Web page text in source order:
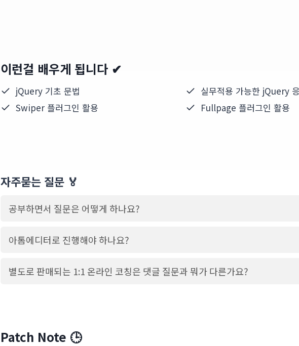
이런걸 배우게 됩니다 ✔
jQuery 기초 문법
실무적용 가능한 jQuery
Swiper 플러그인 활용
Fullpage 플러그인 활용
자주묻는 질문 🏅
공부하면서 질문은 어떻게 하나요?
아톰에디터로 진행해야 하나요?
별도로 판매되는 1:1 온라인 코칭은 댓글 질문과 뭐가 다른가요?
Patch Note 🕒